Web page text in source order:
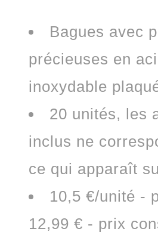
Bagues avec
précieuses en
inoxydable
20 unités, les
inclus ne
ce qui apparaît
10,5 €/unité -
12,99 € - prix